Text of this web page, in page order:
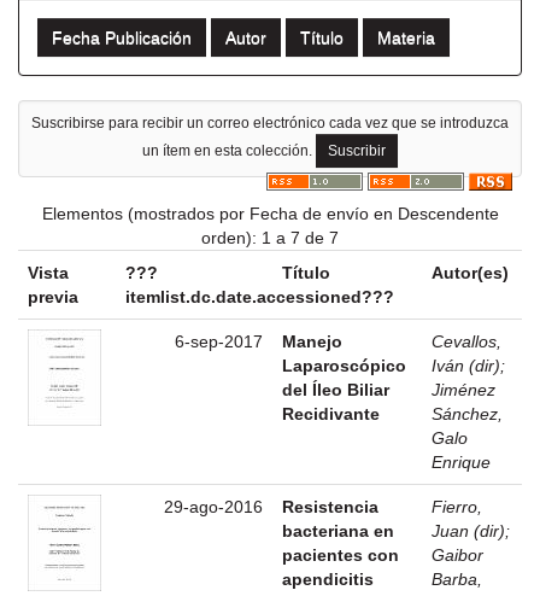
Suscribirse para recibir un correo electrónico cada vez que se introduzca
un ítem en esta colección.
Elementos (mostrados por Fecha de envío en Descendente
orden): 1 a 7 de 7
Vista
previa
???
itemlist.dc.date.accessioned???
Título Autor(es)
6-sep-2017
Manejo
Laparoscópico
del Íleo Biliar
Recidivante
Cevallos,
Iván (dir);
Jiménez
Sánchez,
Galo
Enrique
29-ago-2016
Resistencia
bacteriana en
pacientes con
apendicitis
Fierro,
Juan (dir);
Gaibor
Barba,